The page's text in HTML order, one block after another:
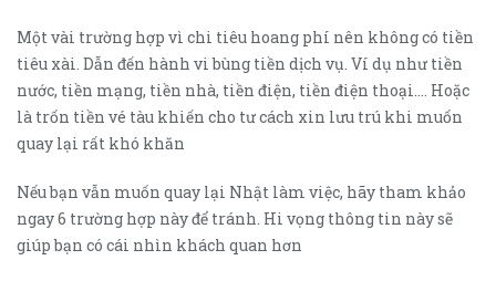
Một vài trường hợp vì chi tiêu hoang phí nên không có tiền
tiêu xài. Dẫn đến hành vi bùng tiền dịch vụ. Ví dụ như tiền
nước, tiền mạng, tiền nhà, tiền điện, tiền điện thoại…. Hoặc
là trốn tiền vé tàu khiến cho tư cách xin lưu trú khi muốn
quay lại rất khó khăn
Nếu bạn vẫn muốn quay lại Nhật làm việc, hãy tham khảo
ngay 6 trường hợp này để tránh. Hi vọng thông tin này sẽ
giúp bạn có cái nhìn khách quan hơn